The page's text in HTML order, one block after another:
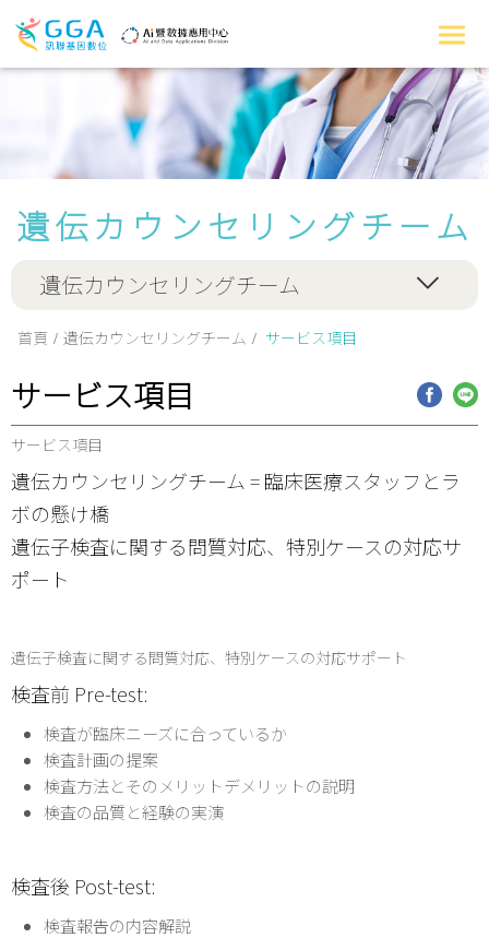
遺伝カウンセリングチーム
遺伝カウンセリングチーム
首頁 遺伝カウンセリングチーム サービス項目
サービス項目
サービス項目
遺伝カウンセリングチーム = 臨床医療スタッフとラ
ボの懸け橋
遺伝子検査に関する問質対応、特別ケースの対応サ
ポート
遺伝子検査に関する問質対応、特別ケースの対応サポート
検査前 Pre-test:
検査が臨床ニーズに合っているか
検査計画の提案
検査方法とそのメリットデメリットの説明
検査の品質と経験の実演
検査後 Post-test:
検査報告の内容解説